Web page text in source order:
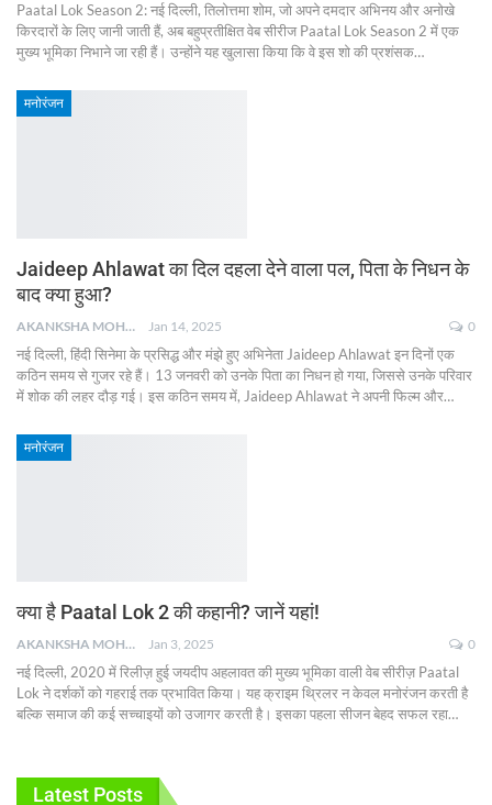
Paatal Lok Season 2: नई दिल्ली, तिलोत्तमा शोम, जो अपने दमदार अभिनय और अनोखे
किरदारों के लिए जानी जाती हैं, अब बहुप्रतीक्षित वेब सीरीज Paatal Lok Season 2 में एक
मुख्य भूमिका निभाने जा रही हैं। उन्होंने यह खुलासा किया कि वे इस शो की प्रशंसक…
मनोरंजन
Jaideep Ahlawat का दिल दहला देने वाला पल, पिता के निधन के
बाद क्या हुआ?
AKANKSHA MOHAN Jan 14, 2025 0
नई दिल्ली, हिंदी सिनेमा के प्रसिद्ध और मंझे हुए अभिनेता Jaideep Ahlawat इन दिनों एक
कठिन समय से गुजर रहे हैं। 13 जनवरी को उनके पिता का निधन हो गया, जिससे उनके परिवार
में शोक की लहर दौड़ गई। इस कठिन समय में, Jaideep Ahlawat ने अपनी फिल्म और…
मनोरंजन
क्या है Paatal Lok 2 की कहानी? जानें यहां!
AKANKSHA MOHAN Jan 3, 2025 0
नई दिल्ली, 2020 में रिलीज़ हुई जयदीप अहलावत की मुख्य भूमिका वाली वेब सीरीज़ Paatal
Lok ने दर्शकों को गहराई तक प्रभावित किया। यह क्राइम थ्रिलर न केवल मनोरंजन करती है
बल्कि समाज की कई सच्चाइयों को उजागर करती है। इसका पहला सीजन बेहद सफल रहा…
Latest Posts